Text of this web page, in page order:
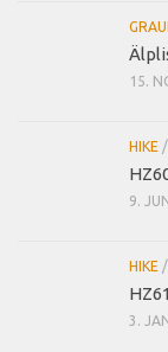
15.
HIKE /
9.
HIKE /
3.